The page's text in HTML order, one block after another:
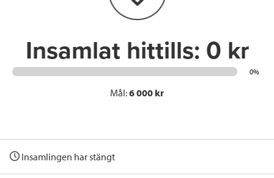
n
Insamlat hittills: 0 kr
0%
Mål:6 000 kr
Insamlingen har stängt